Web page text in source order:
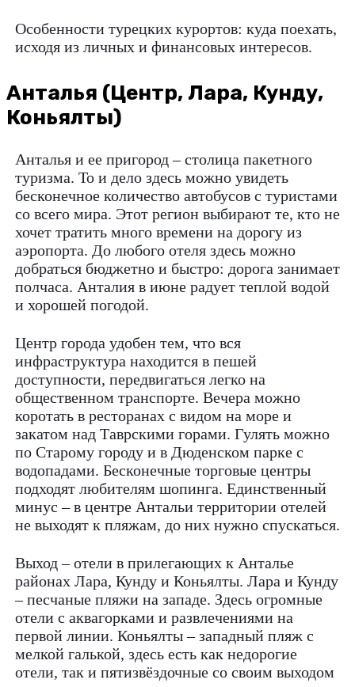
Особенности турецких курортов: куда поехать,
исходя из личных и финансовых интересов.
Анталья (Центр, Лара, Кунду,
Коньялты)
Анталья и ее пригород – столица пакетного
туризма. То и дело здесь можно увидеть
бесконечное количество автобусов с туристами
со всего мира. Этот регион выбирают те, кто не
хочет тратить много времени на дорогу из
аэропорта. До любого отеля здесь можно
добраться бюджетно и быстро: дорога занимает
полчаса. Анталия в июне радует теплой водой
и хорошей погодой.
Центр города удобен тем, что вся
инфраструктура находится в пешей
доступности, передвигаться легко на
общественном транспорте. Вечера можно
коротать в ресторанах с видом на море и
закатом над Таврскими горами. Гулять можно
по Старому городу и в Дюденском парке с
водопадами. Бесконечные торговые центры
подходят любителям шопинга. Единственный
минус – в центре Антальи территории отелей
не выходят к пляжам, до них нужно спускаться.
Выход – отели в прилегающих к Анталье
районах Лара, Кунду и Коньялты. Лара и Кунду
– песчаные пляжи на западе. Здесь огромные
отели с аквагорками и развлечениями на
первой линии. Коньялты – западный пляж с
мелкой галькой, здесь есть как недорогие
отели, так и пятизвёздочные со своим выходом